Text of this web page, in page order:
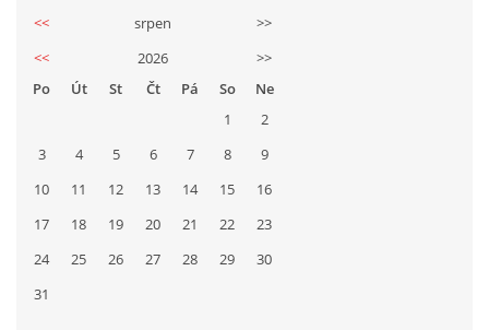
<< srpen
>>
<<
2026
>>
Po
Út St Čt Pá So
Ne
1
2
3
4 5 6 7 8
9
10
11 12 13 14 15
16
17
18 19 20 21 22
23
24
25 26 27 28 29
30
31